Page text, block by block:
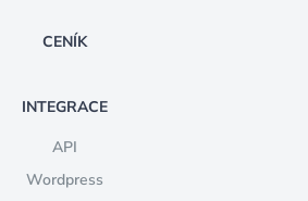
CENÍK
INTEGRACE
API
Wordpress